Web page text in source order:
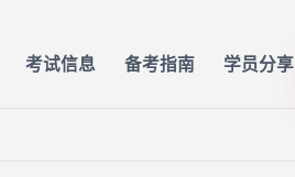
考试信息 备考指南 学员分享